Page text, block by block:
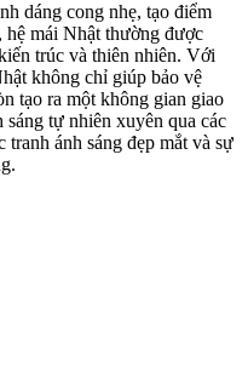
dáng cong nhẹ, tạo điểm
hệ mái Nhật thường được
trúc và thiên nhiên. Với
không chỉ giúp bảo vệ
tạo ra một không gian giao
tự nhiên xuyên qua các
ánh sáng đẹp mắt và sự